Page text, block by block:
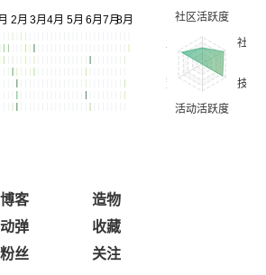
博客
造物
动弹
收藏
粉丝 关注